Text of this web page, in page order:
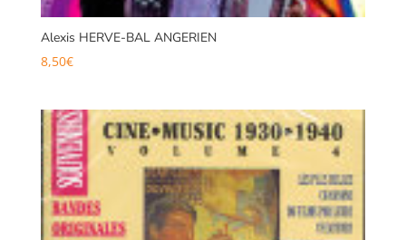
Alexis HERVE-BAL ANGERIEN
8,50€